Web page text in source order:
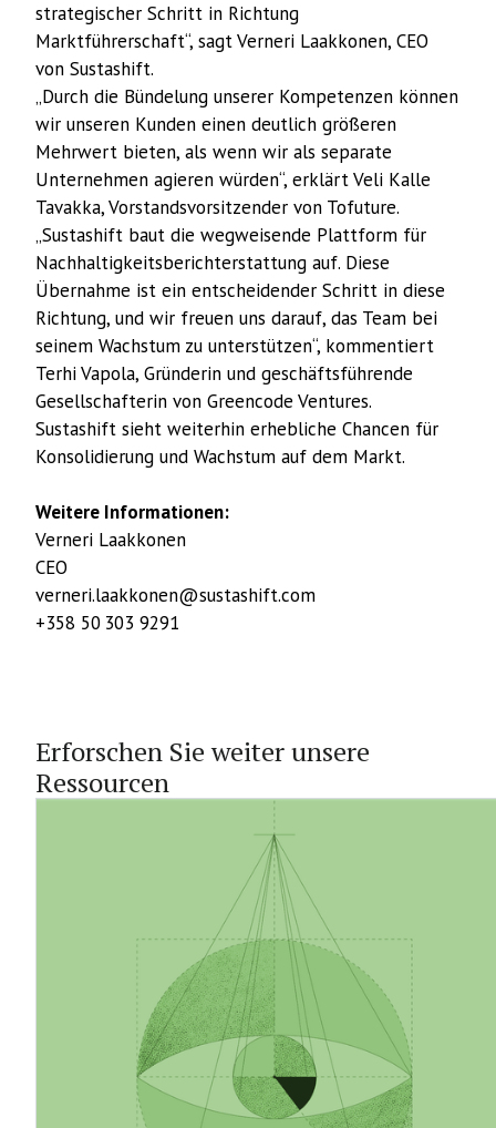
strategischer Schritt in Richtung
Marktführerschaft“, sagt Verneri Laakkonen, CEO
von Sustashift.
„Durch die Bündelung unserer Kompetenzen können
wir unseren Kunden einen deutlich größeren
Mehrwert bieten, als wenn wir als separate
Unternehmen agieren würden“, erklärt Veli Kalle
Tavakka, Vorstandsvorsitzender von Tofuture.
„Sustashift baut die wegweisende Plattform für
Nachhaltigkeitsberichterstattung auf. Diese
Übernahme ist ein entscheidender Schritt in diese
Richtung, und wir freuen uns darauf, das Team bei
seinem Wachstum zu unterstützen“, kommentiert
Terhi Vapola, Gründerin und geschäftsführende
Gesellschafterin von Greencode Ventures.
Sustashift sieht weiterhin erhebliche Chancen für
Konsolidierung und Wachstum auf dem Markt.
Weitere Informationen:
Verneri Laakkonen
CEO
verneri.laakkonen@sustashift.com
+358 50 303 9291
Erforschen Sie weiter unsere
Ressourcen
18.5.2026
Wie man eine realistische und
glaubwürdige Strategie zur
Emissionsminderung entwickelt
Unternehmen stehen unter zunehmendem Druck, ihre
Emissionen zu senken, doch viele Strategien scheitern
nach wie vor in der Umsetzung. Was unterscheidet
glaubwürdige Klimaschutzmaßnahmen von leeren
Versprechungen? Dieser Artikel untersucht, wie
Unternehmen realistische, datengestützte Strategien
zur Emissionsreduzierung entwickeln können, die sowohl
ihre Nachhaltigkeitsbilanz als auch ihre langfristige
Wettbewerbsfähigkeit stärken.